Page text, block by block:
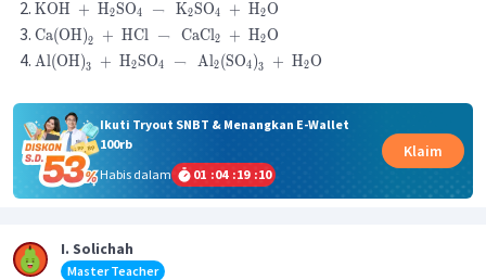
KOH + H2SO4 → K2SO4 + H2O
Ca(OH)2 + HCl → CaCl2 + H2O
Al(OH)3 + H2SO4 → Al2(SO4)3 + H2O
Ikuti Tryout SNBT & Menangkan E-Wallet
100rb
Habis dalam
01 :04 :19 :10
Klaim
I. Solichah
Master Teacher